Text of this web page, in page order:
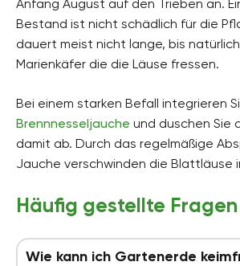
Anfang August auf den Trieben an.
Bestand ist nicht schädlich für die
dauert meist nicht lange, bis
Marienkäfer die die Läuse fressen.
Bei einem starken Befall integrieren
Brennnesseljauche und duschen Sie
damit ab. Durch das regelmäßige
Jauche verschwinden die Blattläuse
Häufig gestellte Fragen
Wie kann ich Gartenerde